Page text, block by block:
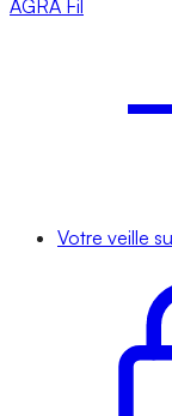
AGRA Fil
Votre veille